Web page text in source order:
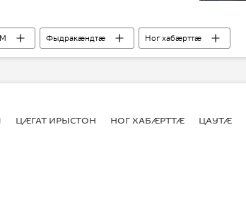
Фыдракӕндтӕ Ног хабӕрттӕ
ЦӔГАТ ИРЫСТОН НОГ ХАБӔРТТӔ ЦАУТӔ